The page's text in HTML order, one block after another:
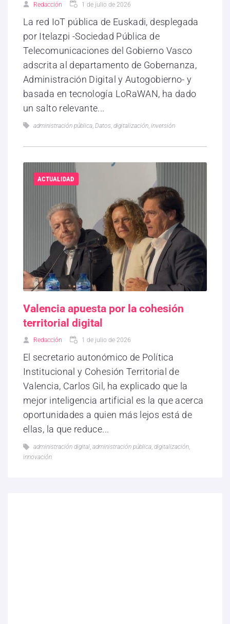
Redacción 1 de julio de 2026
La red IoT pública de Euskadi, desplegada
por Itelazpi -Sociedad Pública de
Telecomunicaciones del Gobierno Vasco
adscrita al departamento de Gobernanza,
Administración Digital y Autogobierno- y
basada en tecnología LoRaWAN, ha dado
un salto relevante...
administración pública Datos digitalización inversión
ACTUALIDAD
Valencia apuesta por la cohesión
territorial digital
Redacción 1 de julio de 2026
El secretario autonómico de Política
Institucional y Cohesión Territorial de
Valencia, Carlos Gil, ha explicado que la
mejor inteligencia artificial es la que acerca
oportunidades a quien más lejos está de
ellas, la que reduce...
administración digital, administración pública, digitalización,
innovación